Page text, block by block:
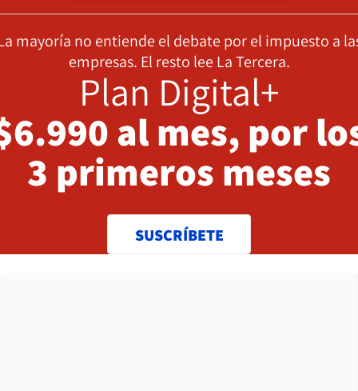
mayoría no entiende el debate por el impuesto a
empresas. El resto lee La Tercera.
Plan Digital+
al mes, por
3 primeros meses
SUSCRÍBETE